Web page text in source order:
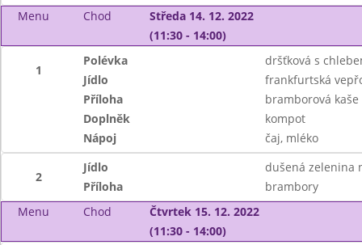
Menu Chod
Středa 14. 12. 2022
(11:30 - 14:00)
1
Polévka
dršťková s
Jídlo
frankfurtská
Příloha
bramborová kaše
Doplněk
kompot
Nápoj
čaj, mléko
2
Jídlo
dušená zelenina
Příloha
brambory
Menu
Chod
Čtvrtek 15. 12. 2022
(11:30 - 14:00)